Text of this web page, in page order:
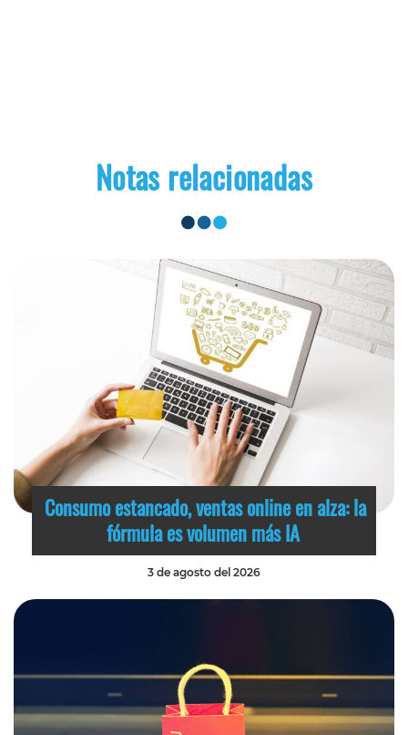
Notas relacionadas
Consumo estancado, ventas online en alza: la
fórmula es volumen más IA
3 de agosto del 2026